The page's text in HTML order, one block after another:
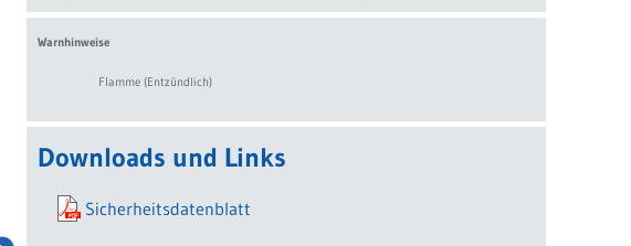
Warnhinweise
Flamme (Entzündlich)
Downloads und Links
Sicherheitsdatenblatt